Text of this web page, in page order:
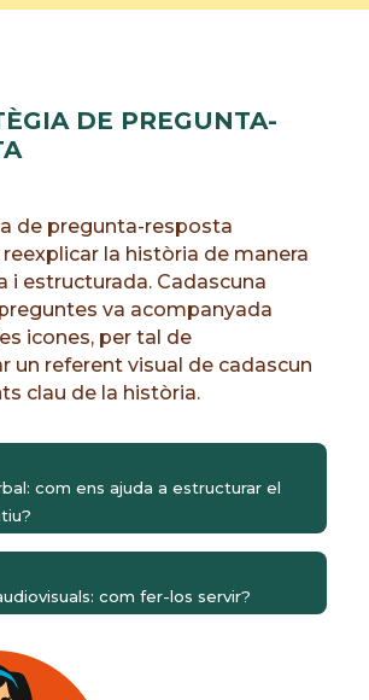
DE PREGUNTA-
de pregunta-resposta
la història de manera
i estructurada. Cadascuna
va acompanyada
icones, per tal de
un referent visual de cadascun
clau de la història.
com ens ajuda a estructurar el
com fer-los servir?